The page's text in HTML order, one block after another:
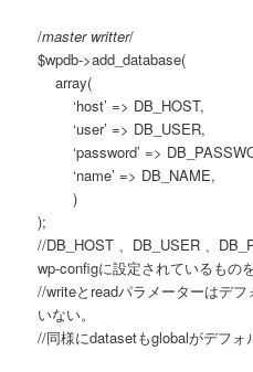
/master writter/
$wpdb->add_database(
array(
‘host’ => DB_HOST,
‘user’ => DB_USER,
‘password’ =>
‘name’ => DB_NAME,
)
);
//DB_HOST 、DB_USER 、
wp-configに設定されているもの
//writeとreadパラメーターはデ
いない。
//同様にdatasetもglobalがデフ